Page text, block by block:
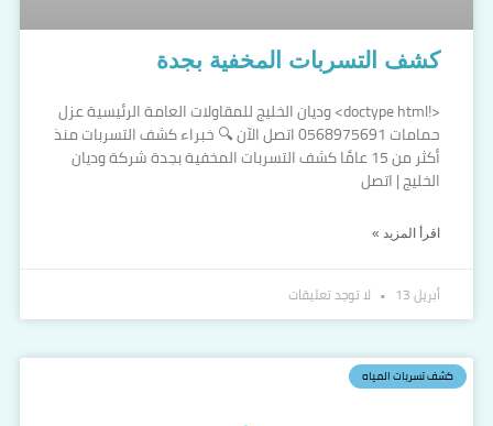
كشف التسربات المخفية بجدة
<!doctype html> وديان الخليج للمقاولات العامة الرئيسية عزل
حمامات 0568975691 اتصل الآن 🔍 خبراء كشف التسربات منذ
أكثر من 15 عامًا كشف التسربات المخفية بجدة شركة وديان
الخليج | اتصل
اقرأ المزيد »
أبريل 13 لا توجد تعليقات
كشف تسربات المياه